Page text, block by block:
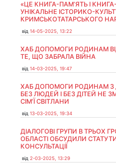
«ЦЕ КНИГА-ПАМ’ЯТЬ І
УНІКАЛЬНЕ ІСТОРИКО-
КРИМСЬКОТАТАРСЬКОГО
від 14-05-2025, 13:22
ХАБ ДОПОМОГИ РОДИНАМ
ТЕ, ЩО ЗАБРАЛА ВІЙНА
від 14-03-2025, 19:47
ХАБ ДОПОМОГИ РОДИНАМ З
БЕЗ ЛЮДЕЙ І БЕЗ ДІТЕЙ НЕ
СІМʼЇ СВІТЛАНИ
від 13-03-2025, 19:34
ДІАЛОГОВІ ГРУПИ В ТРЬОХ
ОБЛАСТІ ОБСУДИЛИ
КОНСУЛЬТАЦІЇ
від 2-03-2025, 13:29